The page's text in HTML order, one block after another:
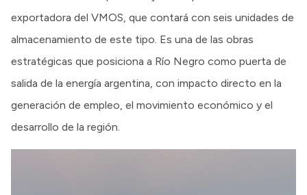
exportadora del VMOS, que contará con seis unidades de
almacenamiento de este tipo. Es una de las obras
estratégicas que posiciona a Río Negro como puerta de
salida de la energía argentina, con impacto directo en la
generación de empleo, el movimiento económico y el
desarrollo de la región.